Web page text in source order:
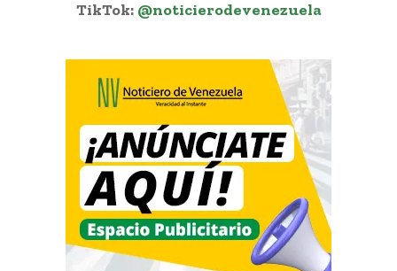
TikTok: @noticierodevenezuela